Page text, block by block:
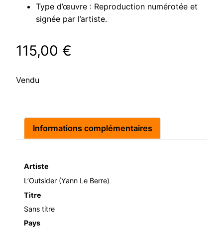
Type d’œuvre : Reproduction numérotée et
signée par l’artiste.
115,00 €
Vendu
Informations complémentaires
Artiste
L’Outsider (Yann Le Berre)
Titre
Sans titre
Pays